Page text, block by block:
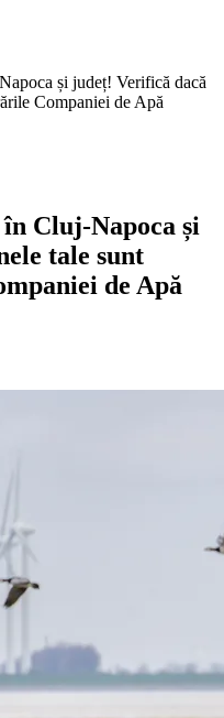
și județ! Verifică dacă
Companiei de Apă
Cluj-Napoca și
tale sunt
de Apă